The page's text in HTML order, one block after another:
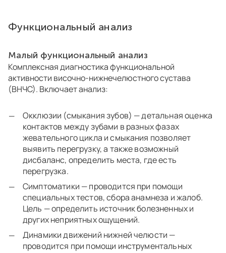
Функциональный анализ
Малый функциональный анализ
Комплексная диагностика функциональной
активности височно-нижнечелюстного сустава
(ВНЧС). Включает анализ:
Окклюзии (смыкания зубов) — детальная оценка
контактов между зубами в разных фазах
жевательного цикла и смыкания позволяет
выявить перегрузку, а также возможный
дисбаланс, определить места, где есть
перегрузка.
Симптоматики — проводится при помощи
специальных тестов, сбора анамнеза и жалоб.
Цель — определить источник болезненных и
других неприятных ощущений.
Динамики движений нижней челюсти —
проводится при помощи инструментальных